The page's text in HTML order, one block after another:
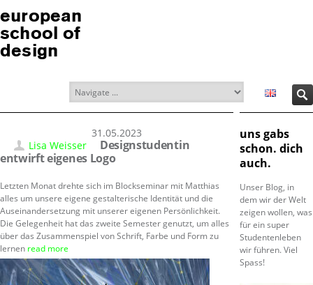
european
school of
design
31.05.2023
Lisa Weisser
Designstudentin
entwirft eigenes Logo
Letzten Monat drehte sich im Blockseminar mit Matthias
alles um unsere eigene gestalterische Identität und die
Auseinandersetzung mit unserer eigenen Persönlichkeit.
Die Gelegenheit hat das zweite Semester genutzt, um alles
über das Zusammenspiel von Schrift, Farbe und Form zu
lernen read more
uns gabs
schon. dich
auch.
Unser Blog, in
dem wir der Welt
zeigen wollen, was
für ein super
Studentenleben
wir führen. Viel
Spass!